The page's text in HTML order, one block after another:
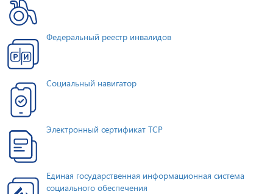
Федеральный реестр инвалидов
Социальный навигатор
Электронный сертификат ТСР
Единая государственная информационная система
социального обеспечения